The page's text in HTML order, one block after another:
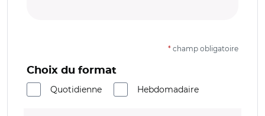
* champ obligatoire
Choix du format
Quotidienne
Hebdomadaire